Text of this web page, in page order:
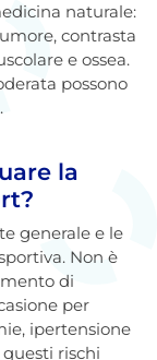
naturale:
contrasta
e ossea.
possono
la
generale e le
Non è
di
per
ipertensione
rischi